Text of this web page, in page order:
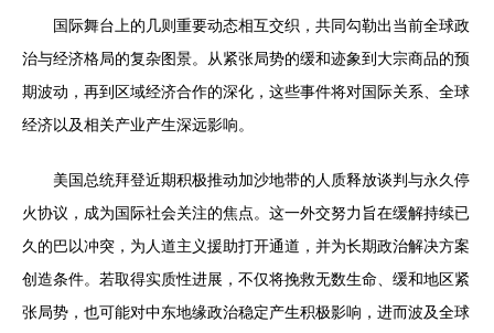
国际舞台上的几则重要动态相互交织，共同勾勒出当前全球政
治与经济格局的复杂图景。从紧张局势的缓和迹象到大宗商品的预
期波动，再到区域经济合作的深化，这些事件将对国际关系、全球
经济以及相关产业产生深远影响。
美国总统拜登近期积极推动加沙地带的人质释放谈判与永久停
火协议，成为国际社会关注的焦点。这一外交努力旨在缓解持续已
久的巴以冲突，为人道主义援助打开通道，并为长期政治解决方案
创造条件。若取得实质性进展，不仅将挽救无数生命、缓和地区紧
张局势，也可能对中东地缘政治稳定产生积极影响，进而波及全球